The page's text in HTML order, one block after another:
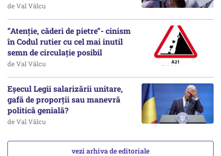
de Val Vâlcu
”Atenție, căderi de pietre”- cinism
în Codul rutier cu cel mai inutil
semn de circulație posibil
de Val Vâlcu
Eșecul Legii salarizării unitare,
gafă de proporții sau manevră
politică genială?
de Val Vâlcu
vezi arhiva de editoriale